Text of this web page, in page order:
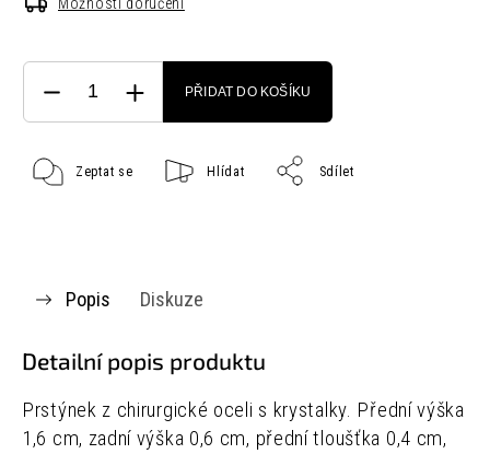
PŘIDAT DO KOŠÍKU
Zeptat se Hlídat Sdílet
Popis Diskuze
Detailní popis produktu
Prstýnek z chirurgické oceli s krystalky. Přední výška
1,6 cm, zadní výška 0,6 cm, přední tloušťka 0,4 cm,